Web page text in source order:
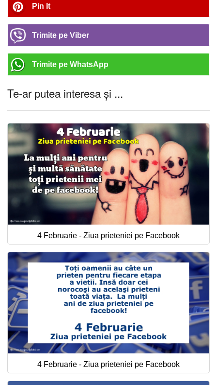
Pin It
Trimite pe Viber
Trimite pe WhatsApp
Te-ar putea interesa și ...
4 Februarie - Ziua prieteniei pe Facebook
4 Februarie - Ziua prieteniei pe Facebook